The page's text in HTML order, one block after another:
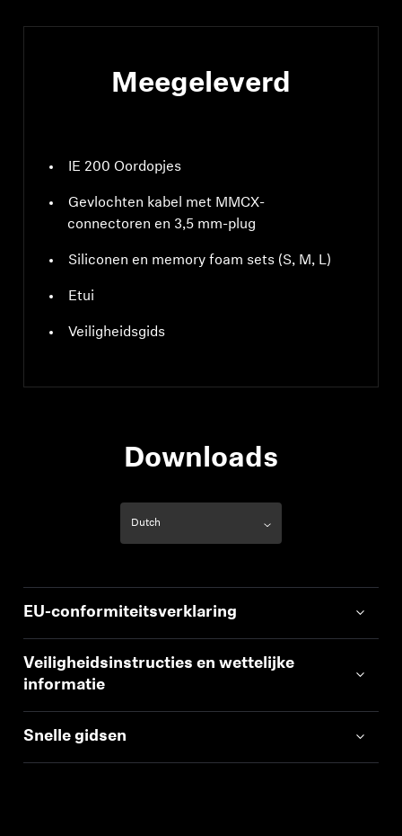
Meegeleverd
IE 200 Oordopjes
Gevlochten kabel met MMCX-
connectoren en 3,5 mm-plug
Siliconen en memory foam sets (S, M, L)
Etui
Veiligheidsgids
Downloads
EU-conformiteitsverklaring
Veiligheidsinstructies en wettelijke
informatie
Snelle gidsen